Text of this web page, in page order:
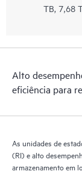
TB, 7,68
Alto
eficiência para
As unidades de
(RI) e alto
armazenamento em